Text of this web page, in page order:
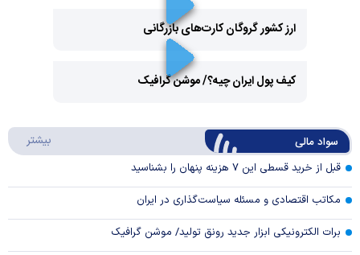
ارز کشور گروگان کارت‌های بازرگانی
Video
کیف پول ایران چیه؟/ موشن گرافیک
سواد مالی بیشتر
قبل از خرید قسطی این ۷ هزینه پنهان را بشناسید
مکاتب اقتصادی و مسئله سیاست‌گذاری در ایران
برات الکترونیکی ابزار جدید رونق تولید/ موشن گرافیک